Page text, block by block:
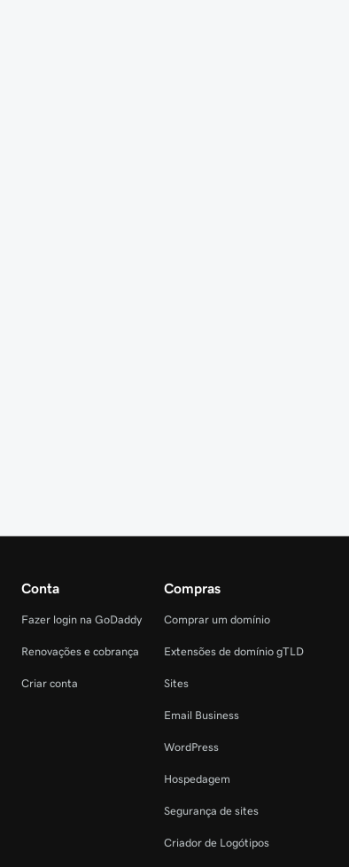
Conta
Fazer login na GoDaddy
Renovações e cobrança
Criar conta
Compras
Comprar um domínio
Extensões de domínio gTLD
Sites
Email Business
WordPress
Hospedagem
Segurança de sites
Criador de Logótipos